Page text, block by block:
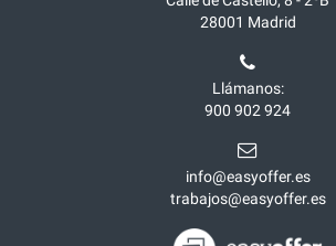
28001 Madrid
Llámanos:
900 902 924
info@easyoffer.es
trabajos@easyoffer.es